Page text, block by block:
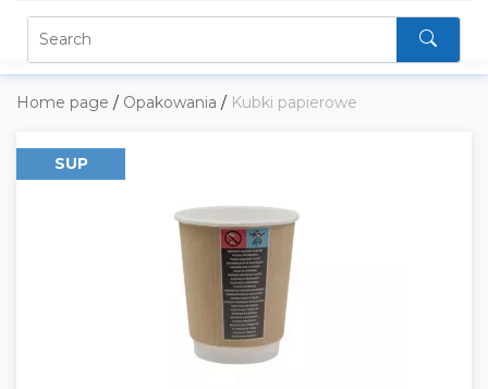
Home page / Opakowania / Kubki papierowe
SUP